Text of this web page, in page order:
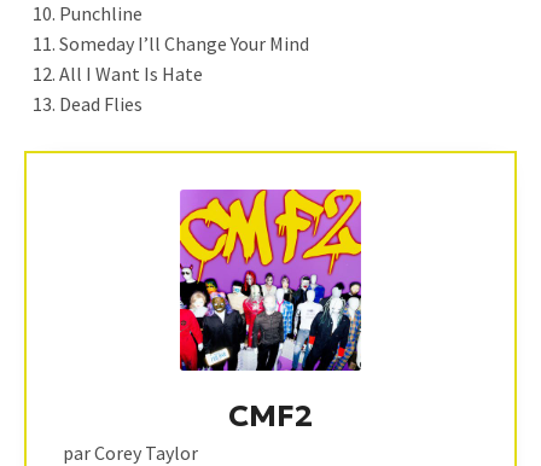
Punchline
Someday I’ll Change Your Mind
All I Want Is Hate
Dead Flies
CMF2
par Corey Taylor